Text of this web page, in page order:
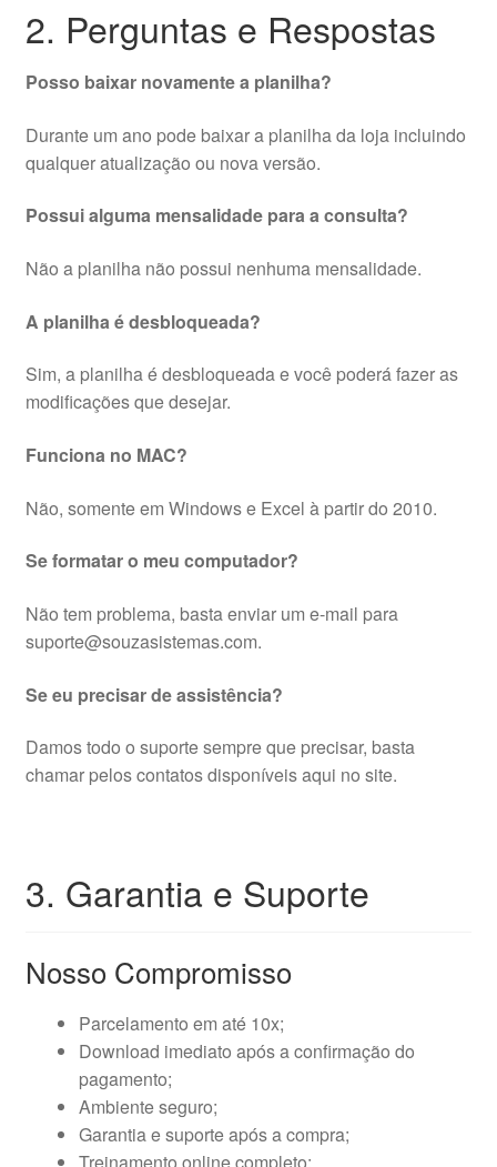
2. Perguntas e Respostas
Posso baixar novamente a planilha?
Durante um ano pode baixar a planilha da loja incluindo
qualquer atualização ou nova versão.
Possui alguma mensalidade para a consulta?
Não a planilha não possui nenhuma mensalidade.
A planilha é desbloqueada?
Sim, a planilha é desbloqueada e você poderá fazer as
modificações que desejar.
Funciona no MAC?
Não, somente em Windows e Excel à partir do 2010.
Se formatar o meu computador?
Não tem problema, basta enviar um e-mail para
suporte@souzasistemas.com.
Se eu precisar de assistência?
Damos todo o suporte sempre que precisar, basta
chamar pelos contatos disponíveis aqui no site.
3. Garantia e Suporte
Nosso Compromisso
Parcelamento em até 10x;
Download imediato após a confirmação do
pagamento;
Ambiente seguro;
Garantia e suporte após a compra;
Treinamento online completo;